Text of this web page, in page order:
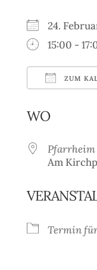
24.
15:00 -
ZUM
WO
Pfarrheim
Am
Termin